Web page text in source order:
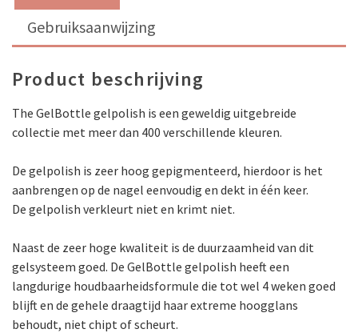
Gebruiksaanwijzing
Product beschrijving
The GelBottle gelpolish is een geweldig uitgebreide
collectie met meer dan 400 verschillende kleuren.
De gelpolish is zeer hoog gepigmenteerd, hierdoor is het
aanbrengen op de nagel eenvoudig en dekt in één keer.
De gelpolish verkleurt niet en krimt niet.
Naast de zeer hoge kwaliteit is de duurzaamheid van dit
gelsysteem goed. De GelBottle gelpolish heeft een
langdurige houdbaarheidsformule die tot wel 4 weken goed
blijft en de gehele draagtijd haar extreme hoogglans
behoudt, niet chipt of scheurt.